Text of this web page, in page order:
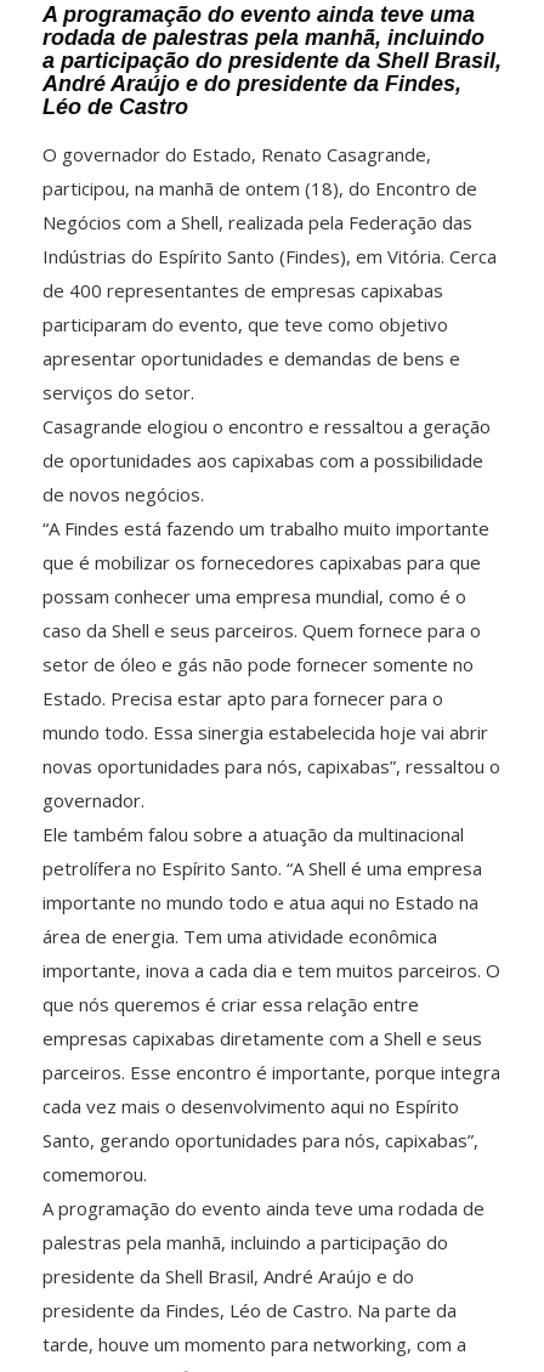
A programação do evento ainda teve uma
rodada de palestras pela manhã, incluindo
a participação do presidente da Shell Brasil,
André Araújo e do presidente da Findes,
Léo de Castro
O governador do Estado, Renato Casagrande,
participou, na manhã de ontem (18), do Encontro de
Negócios com a Shell, realizada pela Federação das
Indústrias do Espírito Santo (Findes), em Vitória. Cerca
de 400 representantes de empresas capixabas
participaram do evento, que teve como objetivo
apresentar oportunidades e demandas de bens e
serviços do setor.
Casagrande elogiou o encontro e ressaltou a geração
de oportunidades aos capixabas com a possibilidade
de novos negócios.
“A Findes está fazendo um trabalho muito importante
que é mobilizar os fornecedores capixabas para que
possam conhecer uma empresa mundial, como é o
caso da Shell e seus parceiros. Quem fornece para o
setor de óleo e gás não pode fornecer somente no
Estado. Precisa estar apto para fornecer para o
mundo todo. Essa sinergia estabelecida hoje vai abrir
novas oportunidades para nós, capixabas”, ressaltou o
governador.
Ele também falou sobre a atuação da multinacional
petrolífera no Espírito Santo. “A Shell é uma empresa
importante no mundo todo e atua aqui no Estado na
área de energia. Tem uma atividade econômica
importante, inova a cada dia e tem muitos parceiros. O
que nós queremos é criar essa relação entre
empresas capixabas diretamente com a Shell e seus
parceiros. Esse encontro é importante, porque integra
cada vez mais o desenvolvimento aqui no Espírito
Santo, gerando oportunidades para nós, capixabas”,
comemorou.
A programação do evento ainda teve uma rodada de
palestras pela manhã, incluindo a participação do
presidente da Shell Brasil, André Araújo e do
presidente da Findes, Léo de Castro. Na parte da
tarde, houve um momento para networking, com a